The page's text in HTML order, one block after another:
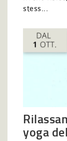
stess...
yoga